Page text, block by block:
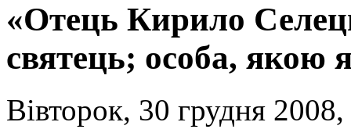
«Отець Кирило
святець; особа, якою
Вівторок, 30 грудня